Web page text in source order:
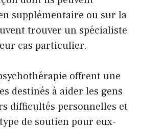
supplémentaire ou sur la
trouver un spécialiste
cas particulier.
offrent une
destinés à aider les gens
difficultés personnelles et
de soutien pour eux-